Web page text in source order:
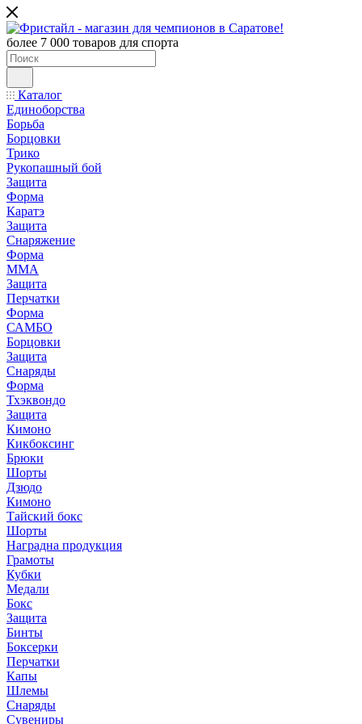
более 7 000 товаров для спорта
Каталог
Единоборства
Борьба
Борцовки
Трико
Рукопашный бой
Защита
Форма
Каратэ
Защита
Снаряжение
Форма
ММА
Защита
Перчатки
Форма
САМБО
Борцовки
Защита
Снаряды
Форма
Тхэквондо
Защита
Кимоно
Кикбоксинг
Брюки
Шорты
Дзюдо
Кимоно
Тайский бокс
Шорты
Наградна продукция
Грамоты
Кубки
Медали
Бокс
Защита
Бинты
Боксерки
Перчатки
Капы
Шлемы
Снаряды
Сувениры